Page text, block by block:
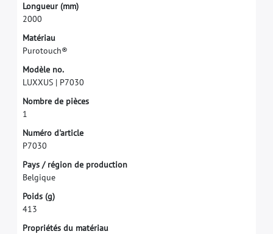
Longueur (mm)
2000
Matériau
Purotouch®
Modèle no.
LUXXUS | P7030
Nombre de pièces
1
Numéro d'article
P7030
Pays / région de production
Belgique
Poids (g)
413
Propriétés du matériau